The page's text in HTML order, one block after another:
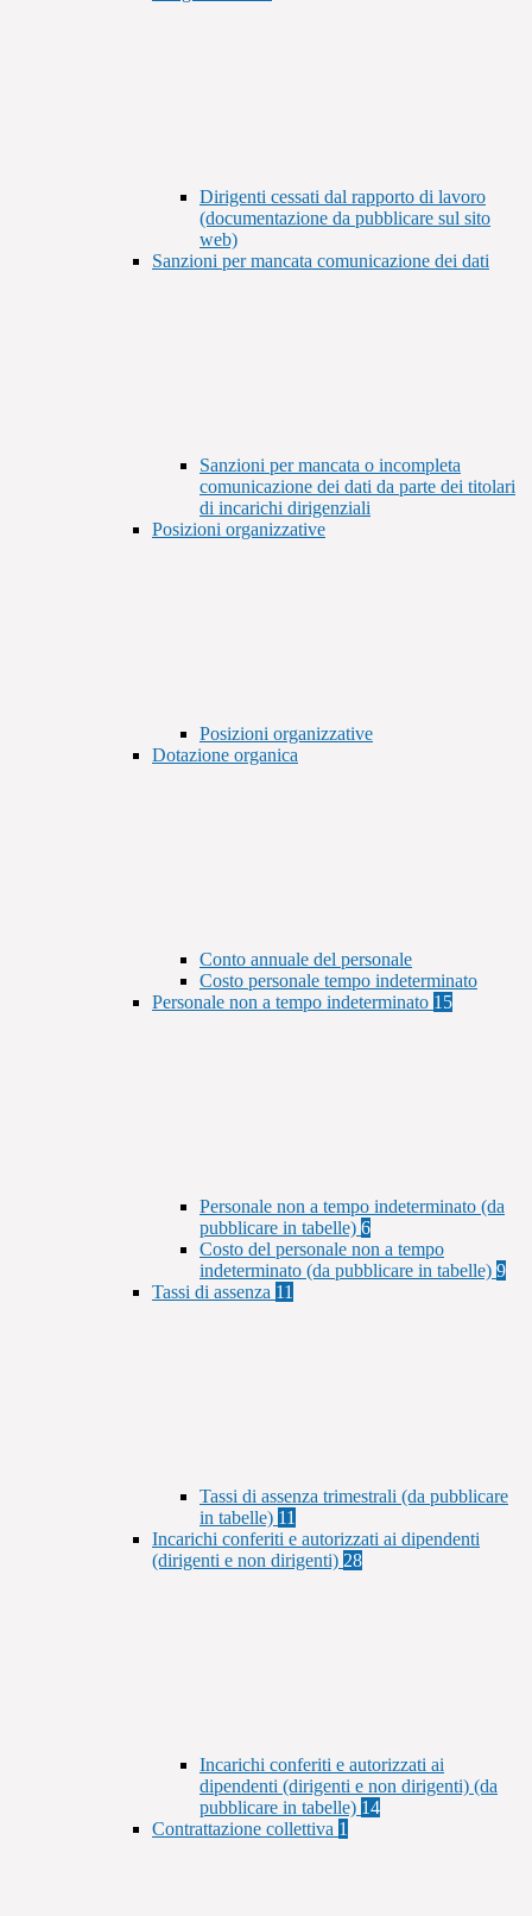
Dirigenti cessati dal rapporto di lavoro
(documentazione da pubblicare sul sito
web)
Sanzioni per mancata comunicazione dei dati
Sanzioni per mancata o incompleta
comunicazione dei dati da parte dei titolari
di incarichi dirigenziali
Posizioni organizzative
Posizioni organizzative
Dotazione organica
Conto annuale del personale
Costo personale tempo indeterminato
Personale non a tempo indeterminato 15
Personale non a tempo indeterminato (da
pubblicare in tabelle) 6
Costo del personale non a tempo
indeterminato (da pubblicare in tabelle) 9
Tassi di assenza 11
Tassi di assenza trimestrali (da pubblicare
in tabelle) 11
Incarichi conferiti e autorizzati ai dipendenti
(dirigenti e non dirigenti) 28
Incarichi conferiti e autorizzati ai
dipendenti (dirigenti e non dirigenti) (da
pubblicare in tabelle) 14
Contrattazione collettiva 1